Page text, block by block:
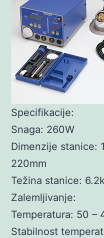
Specifikacije:
Snaga: 260W
Dimenzije stanice:
220mm
Težina stanice:
Zalemljivanje:
Temperatura: 50 –
Stabilnost